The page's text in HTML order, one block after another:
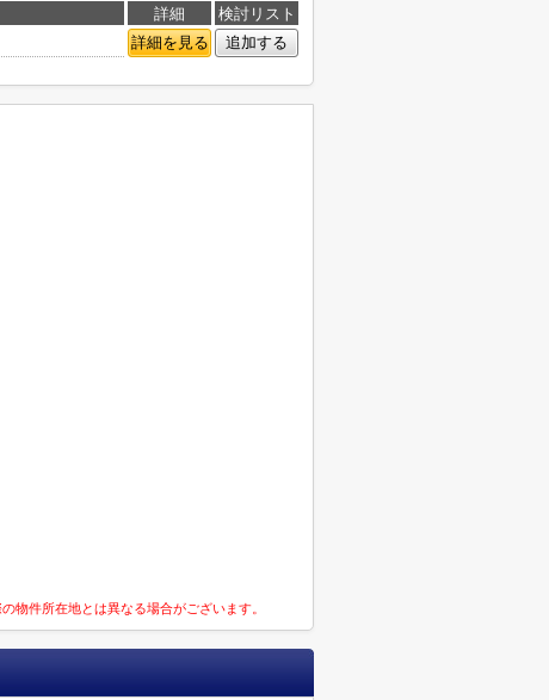
詳細
検討リスト
詳細を見る 追加する
物件所在地とは異なる場合がございます。